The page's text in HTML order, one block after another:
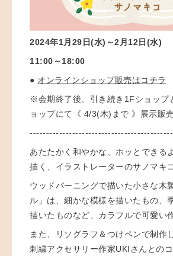
2024年1月29日(水)～2月12日(水)
11:00～18:00
● オンラインショップ販売はコチラ
※会期終了後、 引き続き1Fショップ
ョップにて《 4/3(木)まで 》展示販
あたたかく和やかな、ホッとできる
描く、イラストレーターのサノマキ
ウッドバーニングで描いた小さな木
ル」は、細かな模様を描いたもの、
描いたものなど、 カラフルで可愛い
また、リソグラフ＆つけペンで制作
刺繍アクセサリー作家UKIさんとの